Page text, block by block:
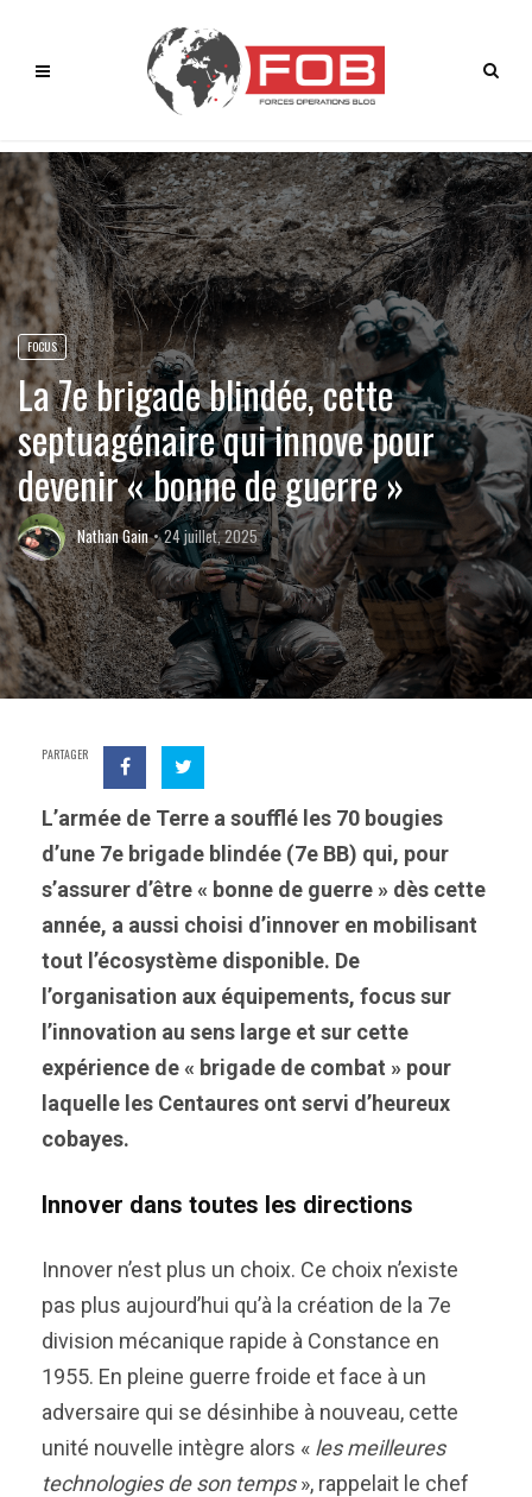
FOCUS
La 7e brigade blindée, cette
septuagénaire qui innove pour
devenir « bonne de guerre »
Nathan Gain 24 juillet, 2025
PARTAGER
L’armée de Terre a soufflé les 70 bougies
d’une 7e brigade blindée (7e BB) qui, pour
s’assurer d’être « bonne de guerre » dès cette
année, a aussi choisi d’innover en mobilisant
tout l’écosystème disponible. De
l’organisation aux équipements, focus sur
l’innovation au sens large et sur cette
expérience de « brigade de combat » pour
laquelle les Centaures ont servi d’heureux
cobayes.
Innover dans toutes les directions
Innover n’est plus un choix. Ce choix n’existe
pas plus aujourd’hui qu’à la création de la 7e
division mécanique rapide à Constance en
1955. En pleine guerre froide et face à un
adversaire qui se désinhibe à nouveau, cette
unité nouvelle intègre alors « les meilleures
technologies de son temps», rappelait le chef